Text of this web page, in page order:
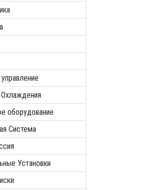
оборудование
Система
Установки